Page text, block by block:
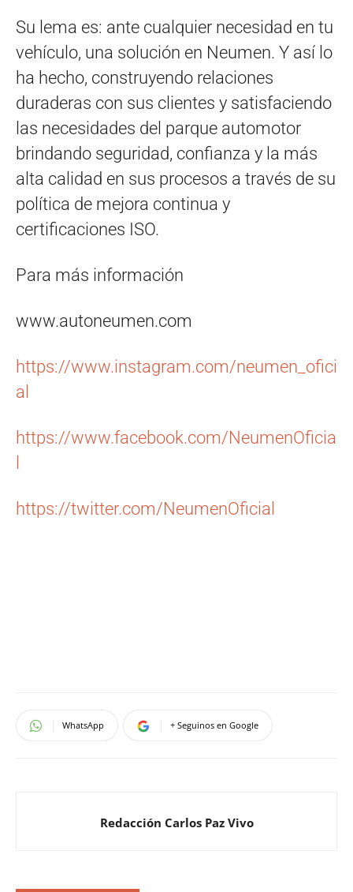
Su lema es: ante cualquier necesidad en tu
vehículo, una solución en Neumen. Y así lo
ha hecho, construyendo relaciones
duraderas con sus clientes y satisfaciendo
las necesidades del parque automotor
brindando seguridad, confianza y la más
alta calidad en sus procesos a través de su
política de mejora continua y
certificaciones ISO.
Para más información
www.autoneumen.com
https://www.instagram.com/neumen_ofici
al
https://www.facebook.com/NeumenOficia
https://twitter.com/NeumenOficial
WhatsApp + Seguinos en Google
Redacción Carlos Paz Vivo